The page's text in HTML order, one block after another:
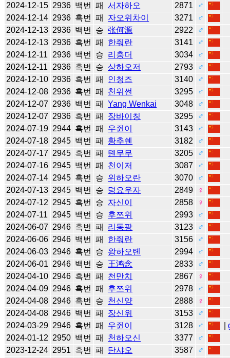
2024-12-15 2936 백번 패 서자하오 2871
♂
2024-12-14 2936 흑번 패 자오위차이 3271
♂
2024-12-13 2936 백번 승 张何源 2922
♂
2024-12-13 2936 흑번 패 한줘란 3141
♂
2024-12-11
2936 백번 승 리충더 3034
♂
2024-12-11
2936 흑번 승 상하오저 2793
♂
2024-12-10 2936 흑번 패 인청즈 3140
♂
2024-12-08 2936 흑번 패 천위썬 3295
♂
2024-12-07 2936 백번 패 Yang Wenkai 3048
♂
2024-12-07 2936 흑번 패 장바이칭 3295
♂
2024-07-19 2944 흑번 패 우쥔이 3143
♂
2024-07-18 2945 백번 패 황추쉔 3182
♂
2024-07-17 2945 흑번 패 톈무무 3205
♂
2024-07-16 2945 백번 패 천이저 3087
♂
2024-07-14 2945 흑번 승 위하오란 3070
♂
2024-07-13 2945 백번 승 덩요우자 2849
♀
2024-07-12 2945 흑번 승 자신이 2858
♀
2024-07-11
2945 백번 승 후쯔위 2993
♂
2024-06-07 2946 흑번 패 리동팡 3123
♂
2024-06-06 2946 백번 패 한줘란 3156
♂
2024-06-03 2946 흑번 승 왕하오톈 2994
♂
2024-06-01 2946 백번 승 王鸿念 2833
♂
2024-04-10 2946 흑번 패 천만치 2867
♀
2024-04-09 2946 흑번 패 후쯔위 2978
♂
2024-04-08 2946 흑번 승 천신양 2888
♀
2024-04-08 2946 백번 패 장신위 3153
♂
2024-03-29 2946 흑번 패 우쥔이 3128 ♂ |
2024-01-12 2950 백번 패 천하오신 3377
♂
2023-12-24 2951 흑번 패 탄샤오 3587
♂